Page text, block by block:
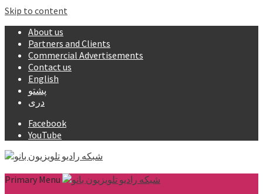
Skip to content
About us
Partners and Clients
Commercial Advertisements
Contact us
English
پشتو
دری
Facebook
YouTube
Primary Menu